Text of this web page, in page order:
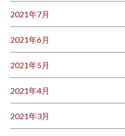
2021年7月
2021年6月
2021年5月
2021年4月
2021年3月